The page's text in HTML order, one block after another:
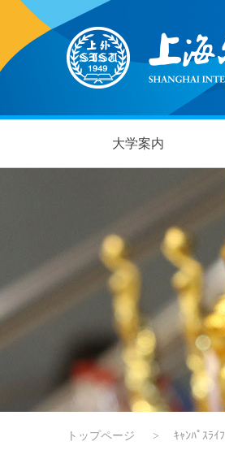
大学案内
トップページ > ｷｬﾝﾊﾟｽﾗｲﾌ